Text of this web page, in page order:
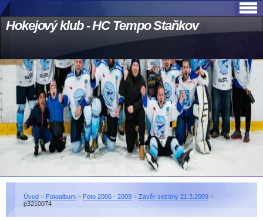
Hokejový klub - HC Tempo Staňkov
Úvod » Fotoalbum » Foto 2006 - 2009 » Zavěr sezóny 21.3.2009 »
p3210074